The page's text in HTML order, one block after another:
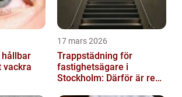
vackra
17 mars 2026
Trappstädning för
fastighetsägare i
Stockholm: Därför är rena